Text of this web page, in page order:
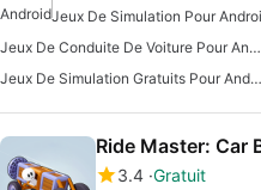
AndroidJeux De Simulation Pour
Jeux De Conduite De Voiture Pour Android
Jeux De Simulation Gratuits Pour Android
Ride Master: Car
3.4 Gratuit